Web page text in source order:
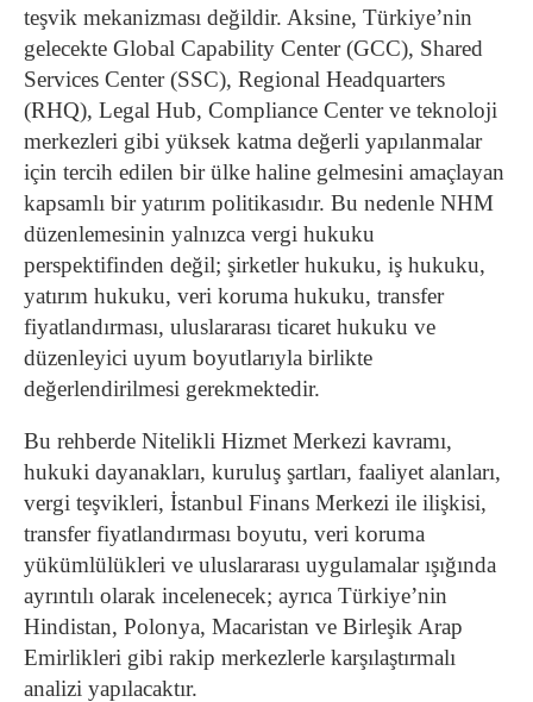
teşvik mekanizması değildir. Aksine, Türkiye’nin
gelecekte Global Capability Center (GCC), Shared
Services Center (SSC), Regional Headquarters
(RHQ), Legal Hub, Compliance Center ve teknoloji
merkezleri gibi yüksek katma değerli yapılanmalar
için tercih edilen bir ülke haline gelmesini amaçlayan
kapsamlı bir yatırım politikasıdır. Bu nedenle NHM
düzenlemesinin yalnızca vergi hukuku
perspektifinden değil; şirketler hukuku, iş hukuku,
yatırım hukuku, veri koruma hukuku, transfer
fiyatlandırması, uluslararası ticaret hukuku ve
düzenleyici uyum boyutlarıyla birlikte
değerlendirilmesi gerekmektedir.
Bu rehberde Nitelikli Hizmet Merkezi kavramı,
hukuki dayanakları, kuruluş şartları, faaliyet alanları,
vergi teşvikleri, İstanbul Finans Merkezi ile ilişkisi,
transfer fiyatlandırması boyutu, veri koruma
yükümlülükleri ve uluslararası uygulamalar ışığında
ayrıntılı olarak incelenecek; ayrıca Türkiye’nin
Hindistan, Polonya, Macaristan ve Birleşik Arap
Emirlikleri gibi rakip merkezlerle karşılaştırmalı
analizi yapılacaktır.